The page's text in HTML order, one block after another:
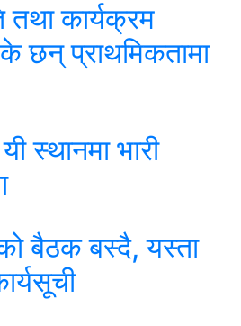
तथा कार्यक्रम
छन् प्राथमिकतामा
स्थानमा भारी
बैठक बस्दै, यस्ता